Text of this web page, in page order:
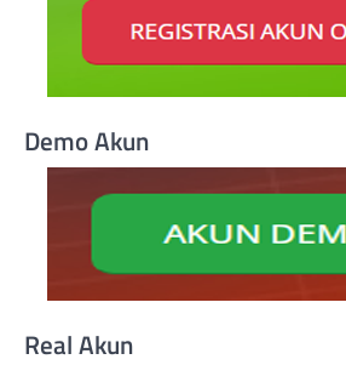
Demo Akun
Real Akun